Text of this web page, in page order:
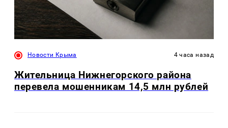
Новости Крыма 4 часа назад
Жительница Нижнегорского района
перевела мошенникам 14,5 млн рублей